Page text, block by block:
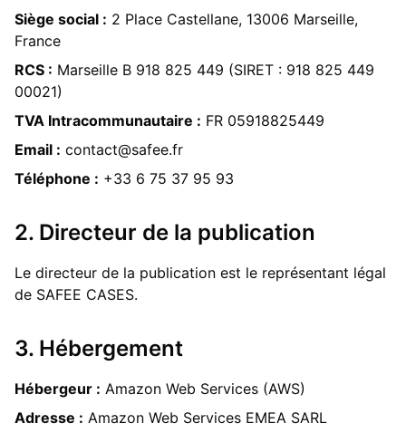
Siège social : 2 Place Castellane, 13006 Marseille,
France
RCS : Marseille B 918 825 449 (SIRET : 918 825 449
00021)
TVA Intracommunautaire : FR 05918825449
Email : contact@safee.fr
Téléphone : +33 6 75 37 95 93
2. Directeur de la publication
Le directeur de la publication est le représentant légal
de SAFEE CASES.
3. Hébergement
Hébergeur : Amazon Web Services (AWS)
Adresse : Amazon Web Services EMEA SARL